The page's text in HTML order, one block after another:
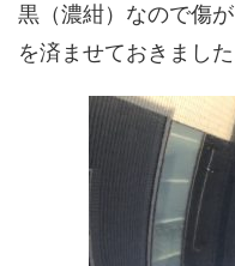
黒（濃紺）なので傷
を済ませておきました